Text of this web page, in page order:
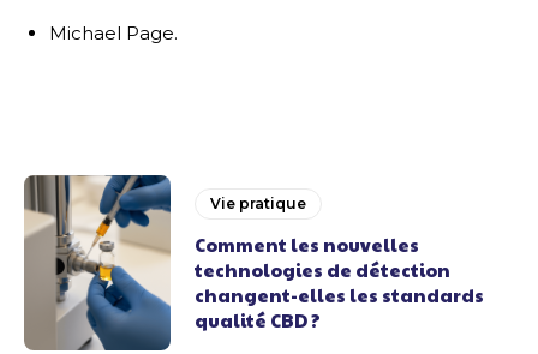
Michael Page.
Vie pratique
Comment les nouvelles
technologies de détection
changent-elles les standards
qualité CBD ?